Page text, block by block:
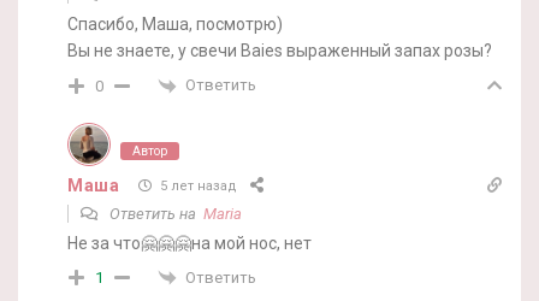
Спасибо, Маша, посмотрю)
Вы не знаете, у свечи Baies выраженный запах розы?
0 Ответить
Автор
Маша 5 лет назад
Ответить на Maria
Не за что🤗🤗🤗на мой нос, нет
1 Ответить